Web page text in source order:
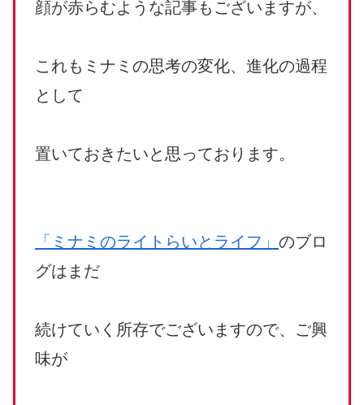
顔が赤らむような記事もございますが、
これもミナミの思考の変化、進化の過程
として
置いておきたいと思っております。
「ミナミのライトらいとライフ」 のブロ
グはまだ
続けていく所存でございますので、ご興
味が